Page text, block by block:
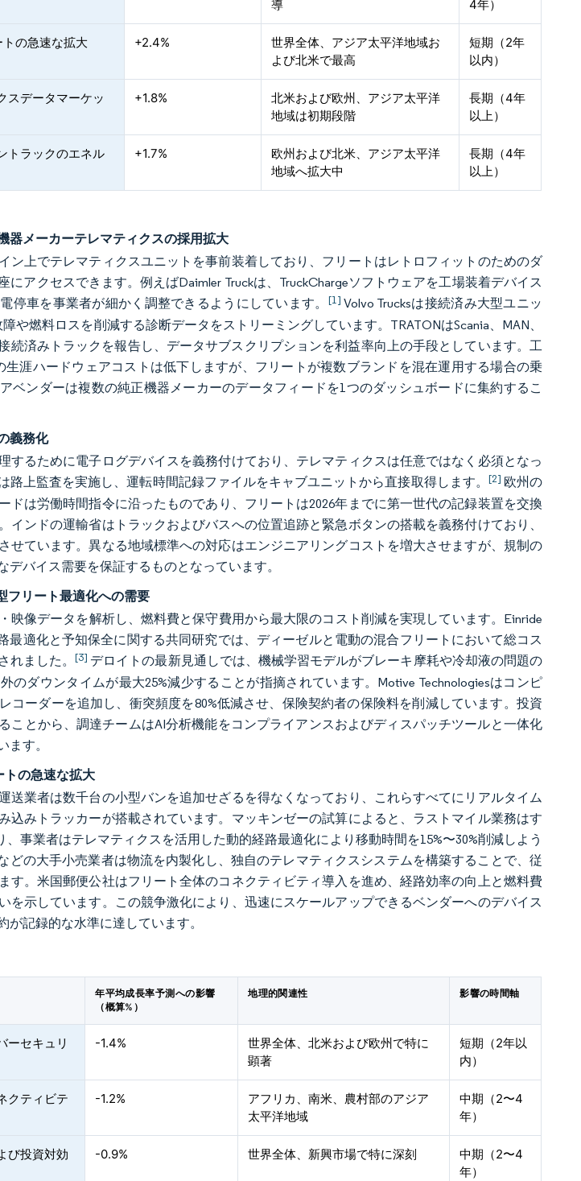
導
4年）
の急速な拡大 +2.4%
世界全体、アジア太平洋地域お
よび北米で最高
短期（2年
以内）
スデータマーケッ
+1.8%
北米および欧州、アジア太平洋
地域は初期段階
長期（4年
以上）
トラックのエネル
+1.7%
欧州および北米、アジア太平洋
地域へ拡大中
長期（4年
以上）
器メーカーテレマティクスの採用拡大
ン上でテレマティクスユニットを事前装着しており、フリートはレトロフィットのためのダ
にアクセスできます。例えばDaimler Truckは、TruckChargeソフトウェアを工場装着デバイス
停車を事業者が細かく調整できるようにしています。 [1] Volvo Trucksは接続済み大型ユニッ
や燃料ロスを削減する診断データをストリーミングしています。TRATONはScania、MAN、
続済みトラックを報告し、データサブスクリプションを利益率向上の手段としています。工
涯ハードウェアコストは低下しますが、フリートが複数ブランドを混在運用する場合の乗
ベンダーは複数の純正機器メーカーのデータフィードを1つのダッシュボードに集約するこ
義務化
するために電子ログデバイスを義務付けており、テレマティクスは任意ではなく必須となっ
路上監査を実施し、運転時間記録ファイルをキャブユニットから直接取得します。 [2] 欧州の
ドは労働時間指令に沿ったものであり、フリートは2026年までに第一世代の記録装置を交換
インドの運輸省はトラックおよびバスへの位置追跡と緊急ボタンの搭載を義務付けており、
せています。異なる地域標準への対応はエンジニアリングコストを増大させますが、規制の
バイス需要を保証するものとなっています。
フリート最適化への需要
映像データを解析し、燃料費と保守費用から最大限のコスト削減を実現しています。Einride
最適化と予知保全に関する共同研究では、ディーゼルと電動の混合フリートにおいて総コス
れました。[3] デロイトの最新見通しでは、機械学習モデルがブレーキ摩耗や冷却液の問題の
のダウンタイムが最大25%減少することが指摘されています。Motive Technologiesはコンピ
コーダーを追加し、衝突頻度を80%低減させ、保険契約者の保険料を削減しています。投資
ことから、調達チームはAI分析機能をコンプライアンスおよびディスパッチツールと一体化
ます。
トの急速な拡大
送業者は数千台の小型バンを追加せざるを得なくなっており、これらすべてにリアルタイム
込みトラッカーが搭載されています。マッキンゼーの試算によると、ラストマイル業務はす
事業者はテレマティクスを活用した動的経路最適化により移動時間を15%〜30%削減しよう
どの大手小売業者は物流を内製化し、独自のテレマティクスシステムを構築することで、従
す。米国郵便公社はフリート全体のコネクティビティ導入を進め、経路効率の向上と燃料費
を示しています。この競争激化により、迅速にスケールアップできるベンダーへのデバイス
記録的な水準に達しています。
年平均成長率予測への影響
（概算%）
地理的関連性 影響の時間軸
ーセキュリ
-1.4%
世界全体、北米および欧州で特に
顕著
短期（2年以
内）
クティビテ
-1.2%
アフリカ、南米、農村部のアジア
太平洋地域
中期（2〜4
年）
び投資対効
-0.9% 世界全体、新興市場で特に深刻
中期（2〜4
年）